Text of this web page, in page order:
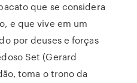
que se considera
e que vive em um
por deuses e forças
Set (Gerard
toma o trono da